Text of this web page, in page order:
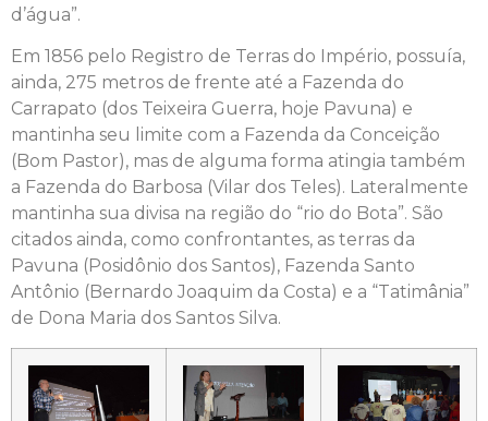
d’água”.
Em 1856 pelo Registro de Terras do Império, possuía,
ainda, 275 metros de frente até a Fazenda do
Carrapato (dos Teixeira Guerra, hoje Pavuna) e
mantinha seu limite com a Fazenda da Conceição
(Bom Pastor), mas de alguma forma atingia também
a Fazenda do Barbosa (Vilar dos Teles). Lateralmente
mantinha sua divisa na região do “rio do Bota”. São
citados ainda, como confrontantes, as terras da
Pavuna (Posidônio dos Santos), Fazenda Santo
Antônio (Bernardo Joaquim da Costa) e a “Tatimânia”
de Dona Maria dos Santos Silva.